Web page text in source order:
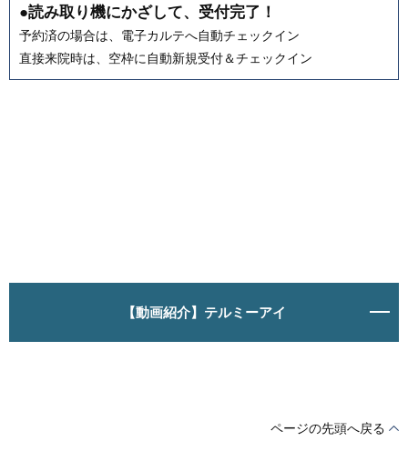
●読み取り機にかざして、受付完了！
予約済の場合は、電子カルテへ自動チェックイン
直接来院時は、空枠に自動新規受付＆チェックイン
【動画紹介】テルミーアイ
ページの先頭へ戻る